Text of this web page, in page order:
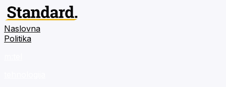
Naslovna
Politika